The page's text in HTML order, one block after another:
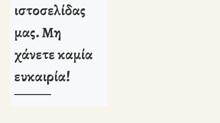
ιστοσελίδας
μας. Μη
χάνετε καμία
ευκαιρία!